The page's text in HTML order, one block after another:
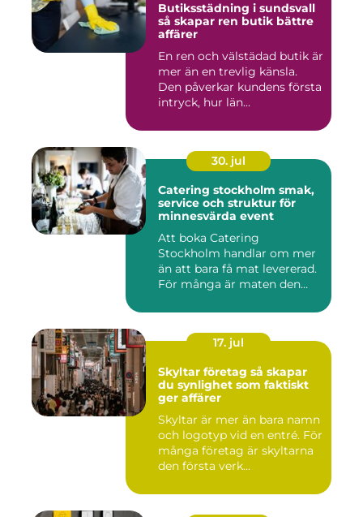
Butiksstädning i sundsvall
så skapar ren butik bättre
affärer
En ren och välstädad butik är
mer än en trevlig känsla.
Den påverkar kundens första
intryck, hur län...
30. jul
Catering stockholm smak,
service och struktur för
minnesvärda event
Att boka Catering
Stockholm handlar om mer
än att bara få mat levererad.
För många är maten den
17. jul
Skyltar företag så skapar
du synlighet som faktiskt
ger affärer
Skyltar är mer än bara namn
och logotyp vid en entré. För
många företag är skyltarna
den första verk...